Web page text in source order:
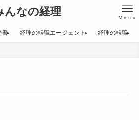
んなの経理 Ｍｅｎｕ
書 経理の転職エージェント 経理の転職